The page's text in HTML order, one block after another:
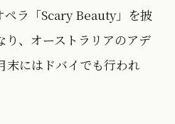
ペラ「Scary Beauty」を披
、オーストラリアのアデ
末にはドバイでも行われ